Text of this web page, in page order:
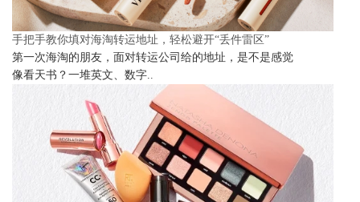
手把手教你填对海淘转运地址，轻松避开“丢件雷区”
第一次海淘的朋友，面对转运公司给的地址，是不是感觉
像看天书？一堆英文、数字..